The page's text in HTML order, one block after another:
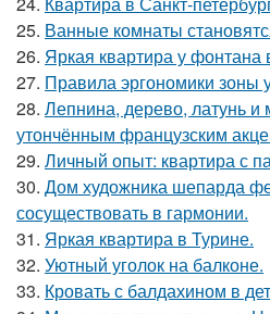
25. Ванные комнаты
26. Яркая квартира у фонтана
27. Правила эргономики зоны
28. Лепнина, дерево, латунь
утончённым французским
29. Личный опыт: квартира с
30. Дом художника шепарда
сосуществовать в гармонии.
31. Яркая квартира в Турине.
32. Уютный уголок на балконе.
33. Кровать с балдахином в